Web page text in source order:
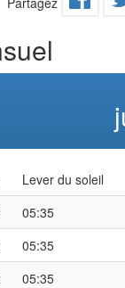
Lever du soleil
05:35
05:35
05:35